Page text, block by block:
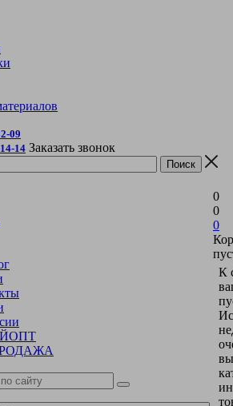
09
14 Заказать звонок
0
0
0
К